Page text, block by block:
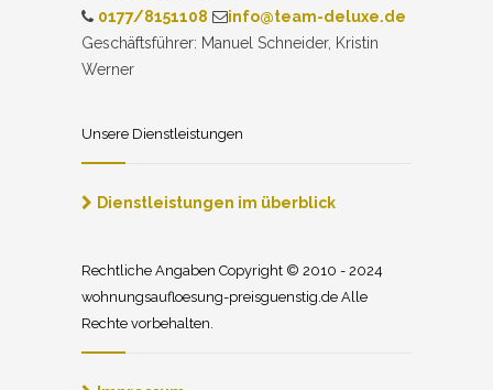
0177/8151108
info@team-deluxe.de
Geschäftsführer: Manuel Schneider, Kristin
Werner
Unsere Dienstleistungen
Dienstleistungen im überblick
Rechtliche Angaben Copyright © 2010 - 2024
wohnungsaufloesung-preisguenstig.de Alle
Rechte vorbehalten.